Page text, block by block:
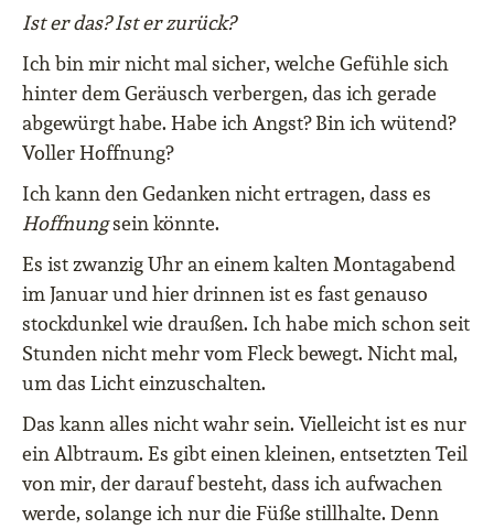
Ist er das? Ist er zurück?
Ich bin mir nicht mal sicher, welche Gefühle sich
hinter dem Geräusch verbergen, das ich gerade
abgewürgt habe. Habe ich Angst? Bin ich wütend?
Voller Hoffnung?
Ich kann den Gedanken nicht ertragen, dass es
Hoffnungsein könnte.
Es ist zwanzig Uhr an einem kalten Montagabend
im Januar und hier drinnen ist es fast genauso
stockdunkel wie draußen. Ich habe mich schon seit
Stunden nicht mehr vom Fleck bewegt. Nicht mal,
um das Licht einzuschalten.
Das kann alles nicht wahr sein. Vielleicht ist es nur
ein Albtraum. Es gibt einen kleinen, entsetzten Teil
von mir, der darauf besteht, dass ich aufwachen
werde, solange ich nur die Füße stillhalte. Denn